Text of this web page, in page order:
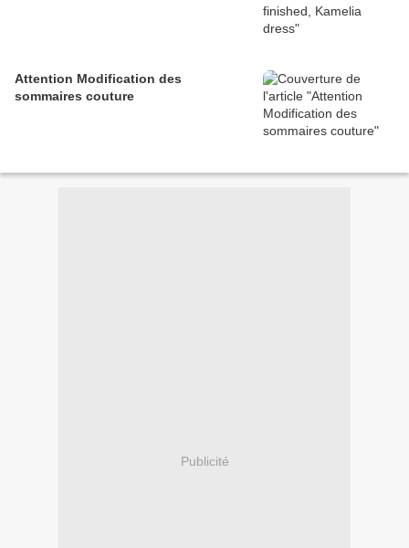
Attention Modification des
sommaires couture
Publicité